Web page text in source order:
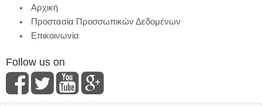
Αρχική
Προστασία Προσσωπικών Δεδομένων
Επικοινωνία
Follow us on